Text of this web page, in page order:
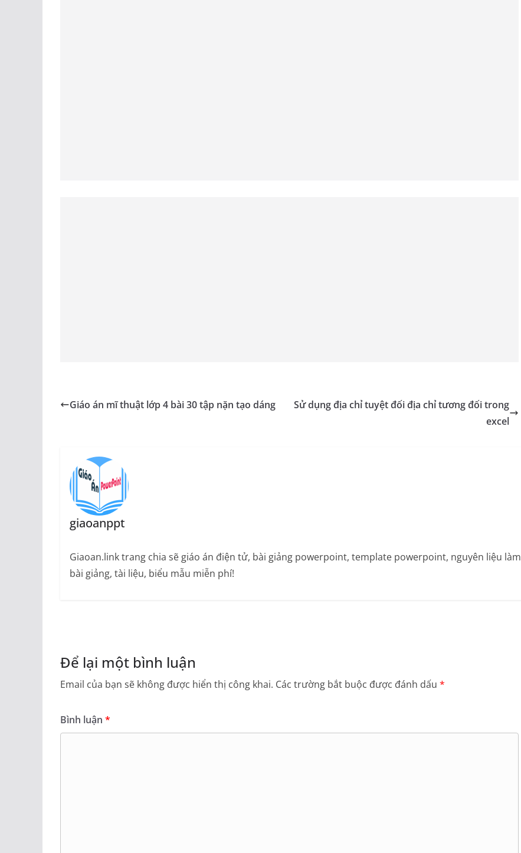
Giáo án mĩ thuật lớp 4 bài 30 tập nặn tạo dáng
Sử dụng địa chỉ tuyệt đối địa chỉ tương đối trong
excel
giaoanppt
Giaoan.link trang chia sẽ giáo án điện tử, bài giảng powerpoint, template powerpoint, nguyên liệu làm
bài giảng, tài liệu, biểu mẫu miễn phí!
Để lại một bình luận
Email của bạn sẽ không được hiển thị công khai. Các trường bắt buộc được đánh dấu *
Bình luận *